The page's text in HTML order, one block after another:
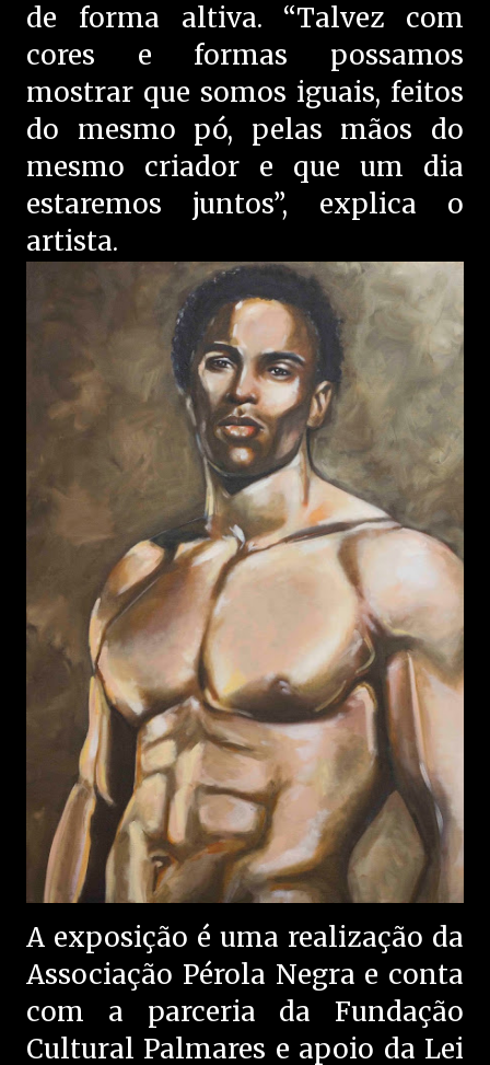
de forma altiva. “Talvez com
cores e formas possamos
mostrar que somos iguais, feitos
do mesmo pó, pelas mãos do
mesmo criador e que um dia
estaremos juntos”, explica o
artista.
A exposição é uma realização da
Associação Pérola Negra e conta
com a parceria da Fundação
Cultural Palmares e apoio da Lei